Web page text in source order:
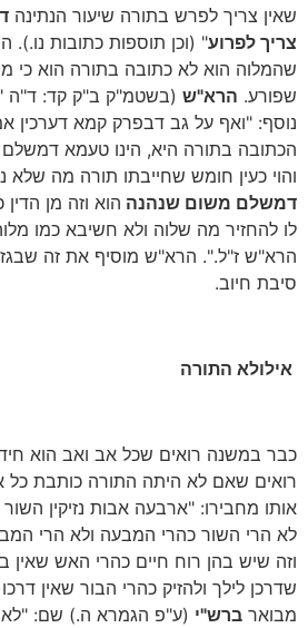
שאין צריך לפרש בתורה שיעור הנתינה
צריך לפרוע" (וכן תוספות כתובות
שהמלוה הוא לא כתובה בתורה הוא כי
שפורע. הרא"ש (בשטמ"ק ב"ק קד: ד"ה
נוסף: "ואף על גב דבפרק קמא דערכין
הכתובה בתורה היא, הינו טעמא
והוי כעין חומש שחייבתו תורה מה שלא
דמשלם משום שנהנה הוא וזה מן
לו להחזיר מה שלוה ולא חשיבא כמו
הרא"ש ז"ל.". הרא"ש מוסיף את זה
סיבת חיוב.
אילולא התורה
כבר במשנה רואים שכל אב ואב הוא
רואים שאם לא היתה התורה כותבת כל
אותו מחבירו: "ארבעה אבות נזיקין
לא הרי השור כהרי המבעה ולא הרי
וזה שיש בהן רוח חיים כהרי האש שאין
שדרכן לילך ולהזיק כהרי הבור שאין
מבואר ברש"י (ע"פ הגמרא ה.) שם: "לא